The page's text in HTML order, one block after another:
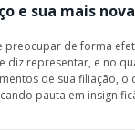
e sua mais
preocupar de forma
diz representar, e no
de sua filiação, o
pauta em